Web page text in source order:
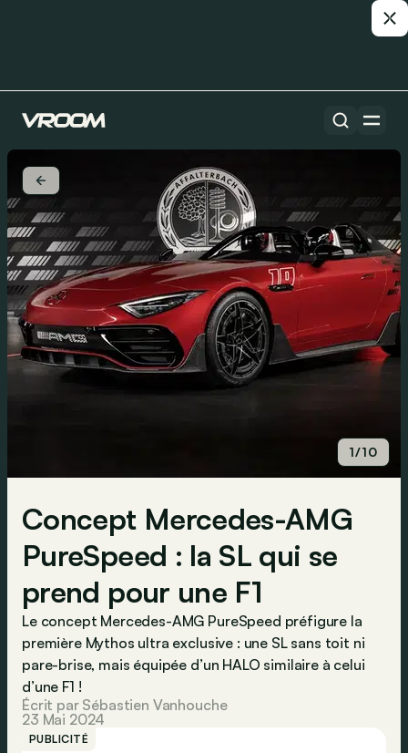
1/10
Concept Mercedes-AMG
PureSpeed : la SL qui se
prend pour une F1
Le concept Mercedes-AMG PureSpeed préfigure la
première Mythos ultra exclusive : une SL sans toit ni
pare-brise, mais équipée d’un HALO similaire à celui
d’une F1 !
Écrit par Sébastien Vanhouche
23 Mai 2024
PUBLICITÉ